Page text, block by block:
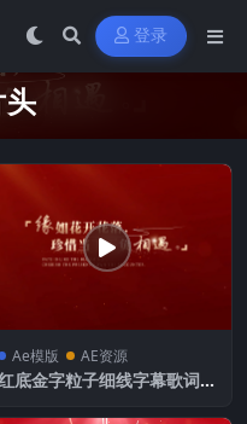
登录
Ae模版 AE资源
底金字粒子细线字幕歌词文